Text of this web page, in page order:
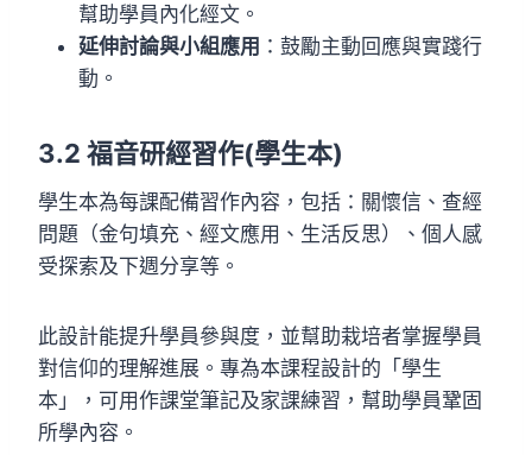
幫助學員內化經文。
延伸討論與小組應用 ：鼓勵主動回應與實踐行
動。
3.2 福音研經習作(學生本)
學生本為每課配備習作內容，包括：關懷信、查經
問題（金句填充、經文應用、生活反思）、個人感
受探索及下週分享等。
此設計能提升學員參與度，並幫助栽培者掌握學員
對信仰的理解進展。專為本課程設計的「學生
本」，可用作課堂筆記及家課練習，幫助學員鞏固
所學內容。